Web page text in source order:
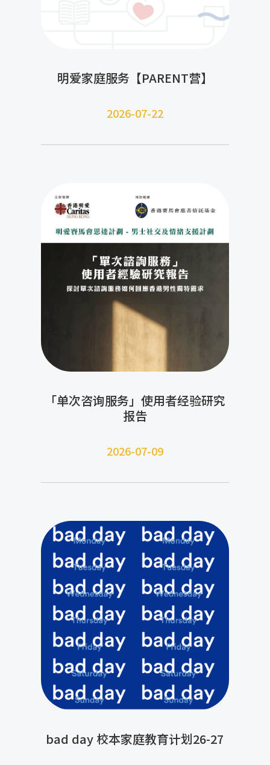
明爱家庭服务【PARENT营】
2026-07-22
「单次咨询服务」使用者经验研究
报告
2026-07-09
bad day 校本家庭教育计划26-27